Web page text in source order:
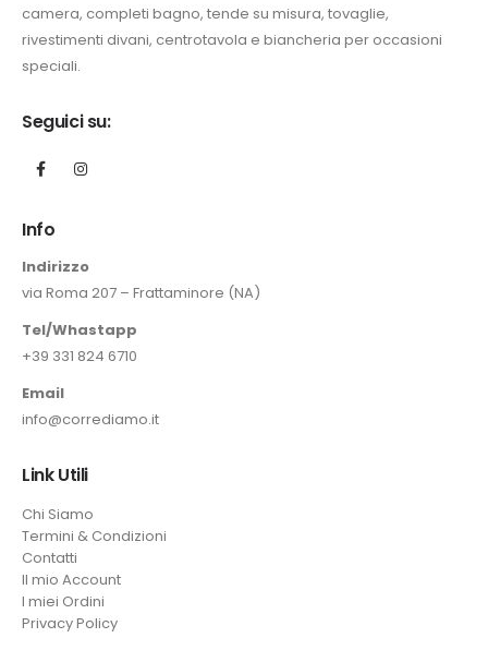
camera, completi bagno, tende su misura, tovaglie,
rivestimenti divani, centrotavola e biancheria per occasioni
speciali.
Seguici su:
Info
Indirizzo
via Roma 207 – Frattaminore (NA)
Tel/Whastapp
+39 331 824 6710
Email
info@corrediamo.it
Link Utili
Chi Siamo
Termini & Condizioni
Contatti
Il mio Account
I miei Ordini
Privacy Policy